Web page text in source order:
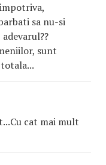
sa nu-si
sunt
cat mai mult